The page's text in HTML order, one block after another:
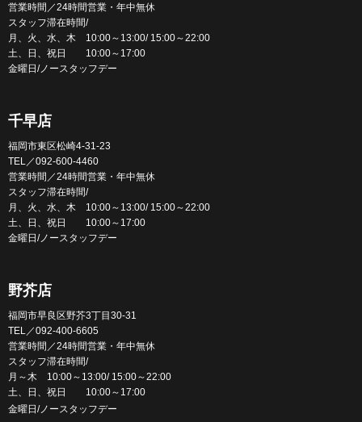
営業時間／24時間営業・年中無休
スタッフ滞在時間/
月、火、水、木 10:00～13:00/ 15:00～22:00
土、日、祝日 10:00～17:00
金曜日/ノースタッフデー
千早店
福岡市東区松崎4-31-23
TEL／092-600-4460
営業時間／24時間営業・年中無休
スタッフ滞在時間/
月、火、水、木 10:00～13:00/ 15:00～22:00
土、日、祝日 10:00～17:00
金曜日/ノースタッフデー
野芥店
福岡市早良区野芥3丁目30-31
TEL／092-400-6605
営業時間／24時間営業・年中無休
スタッフ滞在時間/
月～木 10:00～13:00/ 15:00～22:00
土、日、祝日 10:00～17:00
金曜日/ノースタッフデー